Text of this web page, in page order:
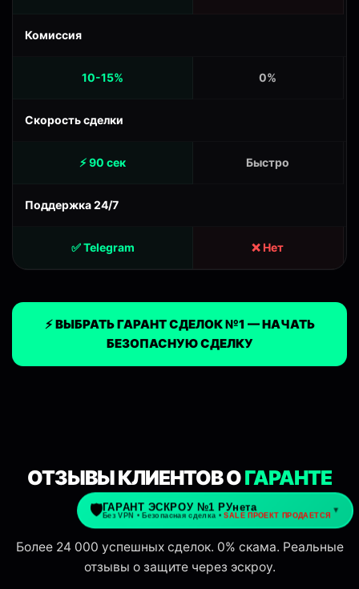
Комиссия
10-15% 0%
Скорость сделки
⚡ 90 сек Быстро
Поддержка 24/7
✅ Telegram ❌ Нет
⚡ ВЫБРАТЬ ГАРАНТ СДЕЛОК №1 — НАЧАТЬ
БЕЗОПАСНУЮ СДЕЛКУ
ОТЗЫВЫ КЛИЕНТОВ ОГАРАНТЕ
СДЕЛОК №1
Более 24 000 успешных сделок. 0% скама. Реальные
отзывы о защите через эскроу.